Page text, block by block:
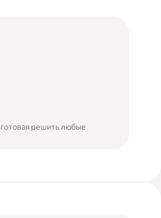
решить любые